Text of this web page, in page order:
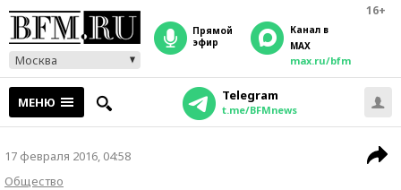
16+
Москва
прямой
эфир
Канал в
MAX
max.ru/bfm
МЕНЮ Telegram
t.me/BFMnews
17 февраля 2016, 04:58
Общество